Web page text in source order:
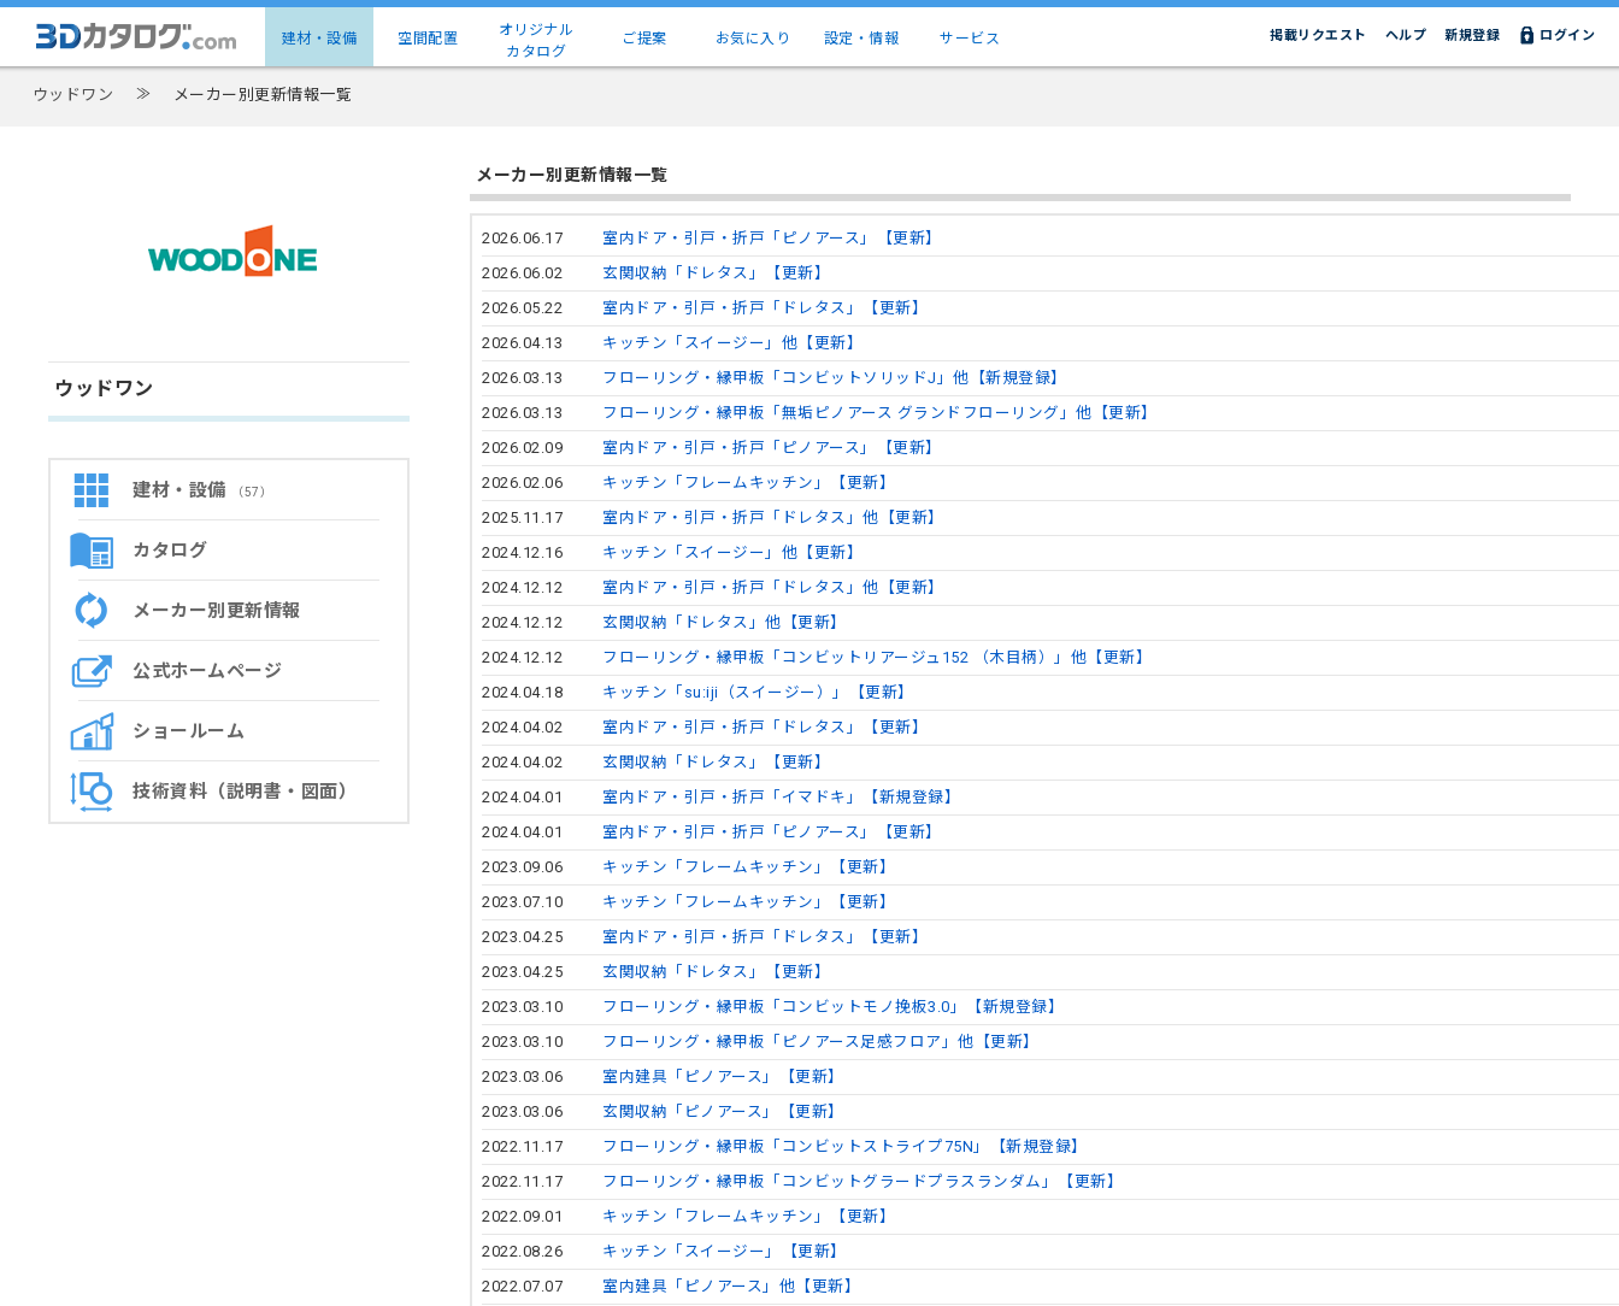
建材・設備 空間配置
オリジナル
カタログ
ご提案 お気に入り 設定・情報 サービス ログイン
新規登録
ヘルプ
掲載リクエスト
ウッドワン ≫ メーカー別更新情報一覧
ウッドワン
建材・設備 （57）
カタログ
メーカー別更新情報
公式ホームページ
ショールーム
技術資料（説明書・図面）
メーカー別更新情報一覧
2026.06.17
室内ドア・引戸・折戸「ピノアース」【更新】
2026.06.02
玄関収納「ドレタス」【更新】
2026.05.22
室内ドア・引戸・折戸「ドレタス」【更新】
2026.04.13
キッチン「スイージー」他【更新】
2026.03.13
フローリング・縁甲板「コンビットソリッドJ」他【新規登録】
2026.03.13
フローリング・縁甲板「無垢ピノアース グランドフローリング」他【更新】
2026.02.09
室内ドア・引戸・折戸「ピノアース」【更新】
2026.02.06
キッチン「フレームキッチン」【更新】
2025.11.17
室内ドア・引戸・折戸「ドレタス」他【更新】
2024.12.16
キッチン「スイージー」他【更新】
2024.12.12
室内ドア・引戸・折戸「ドレタス」他【更新】
2024.12.12
玄関収納「ドレタス」他【更新】
2024.12.12
フローリング・縁甲板「コンビットリアージュ152 （木目柄）」他【更新】
2024.04.18
キッチン「su:iji（スイージー）」【更新】
2024.04.02
室内ドア・引戸・折戸「ドレタス」【更新】
2024.04.02
玄関収納「ドレタス」【更新】
2024.04.01
室内ドア・引戸・折戸「イマドキ」【新規登録】
2024.04.01
室内ドア・引戸・折戸「ピノアース」【更新】
2023.09.06
キッチン「フレームキッチン」【更新】
2023.07.10
キッチン「フレームキッチン」【更新】
2023.04.25
室内ドア・引戸・折戸「ドレタス」【更新】
2023.04.25
玄関収納「ドレタス」【更新】
2023.03.10
フローリング・縁甲板「コンビットモノ挽板3.0」【新規登録】
2023.03.10
フローリング・縁甲板「ピノアース足感フロア」他【更新】
2023.03.06
室内建具「ピノアース」【更新】
2023.03.06
玄関収納「ピノアース」【更新】
2022.11.17
フローリング・縁甲板「コンビットストライプ75N」【新規登録】
2022.11.17
フローリング・縁甲板「コンビットグラードプラスランダム」【更新】
2022.09.01
キッチン「フレームキッチン」【更新】
2022.08.26
キッチン「スイージー」【更新】
2022.07.07
室内建具「ピノアース」他【更新】